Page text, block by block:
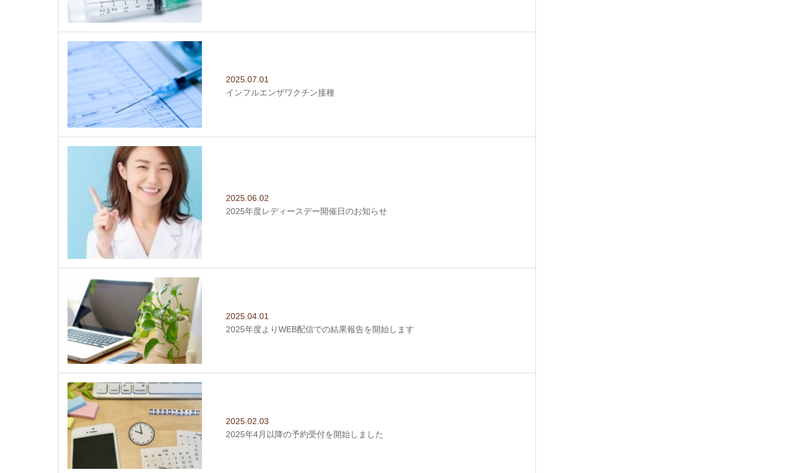
2025.07.01
インフルエンザワクチン接種
2025.06.02
2025年度レディースデー開催日のお知らせ
2025.04.01
2025年度よりWEB配信での結果報告を開始します
2025.02.03
2025年4月以降の予約受付を開始しました